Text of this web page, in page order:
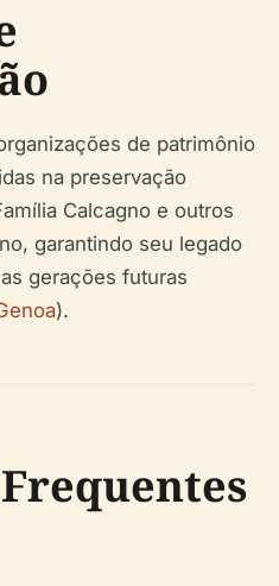
de patrimônio
na preservação
Calcagno e outros
garantindo seu legado
gerações futuras
).